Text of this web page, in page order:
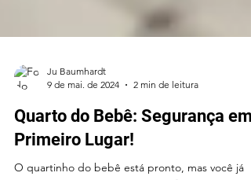
9 de mai. de 2024
2 min de leitura
Quarto do Bebê: Segurança em
Primeiro Lugar!